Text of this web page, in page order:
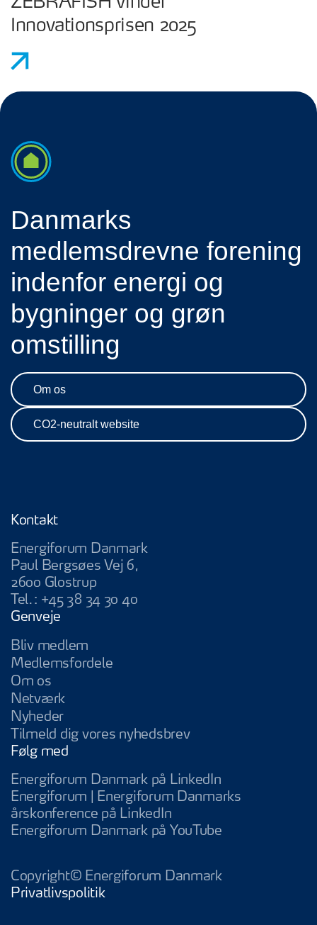
Innovationsprisen 2025
Danmarks
medlemsdrevne forening
indenfor energi og
bygninger og grøn
omstilling
Om os
CO2-neutralt website
Kontakt
Energiforum Danmark
Paul Bergsøes Vej 6,
2600 Glostrup
Tel.: +45 38 34 30 40
Genveje
Bliv medlem
Medlemsfordele
Om os
Netværk
Nyheder
Tilmeld dig vores nyhedsbrev
Følg med
Energiforum Danmark på LinkedInEnergiforum
Energiforum | Energiforum Danmarks
årskonference på LinkedInEnergiforum |
Energiforum Danmark på YouTubeEnergiforum
Copyright© Energiforum Danmark
Privatlivspolitik